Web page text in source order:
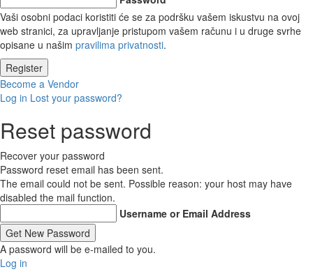
Vaši osobni podaci koristiti će se za podršku vašem iskustvu na ovoj
web stranici, za upravljanje pristupom vašem računu i u druge svrhe
opisane u našim pravilima privatnosti.
Become a Vendor
Log in Lost your password?
Reset password
Recover your password
Password reset email has been sent.
The email could not be sent. Possible reason: your host may have
disabled the mail function.
Username or Email Address
A password will be e-mailed to you.
Log in